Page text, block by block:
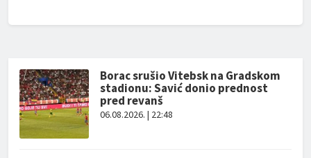
Borac srušio Vitebsk na Gradskom
stadionu: Savić donio prednost
pred revanš
06.08.2026. | 22:48